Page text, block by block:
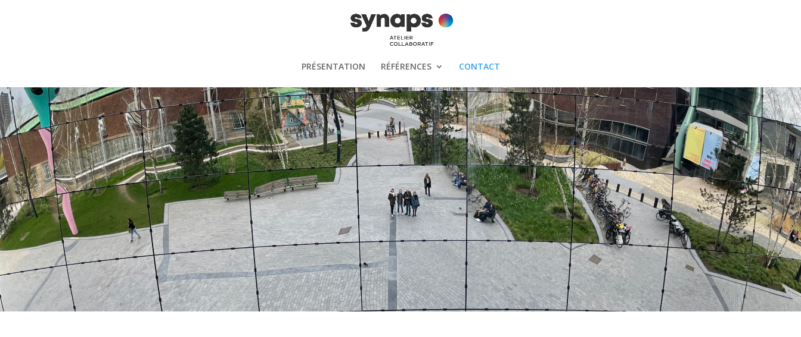
PRÉSENTATION RÉFÉRENCES CONTACT